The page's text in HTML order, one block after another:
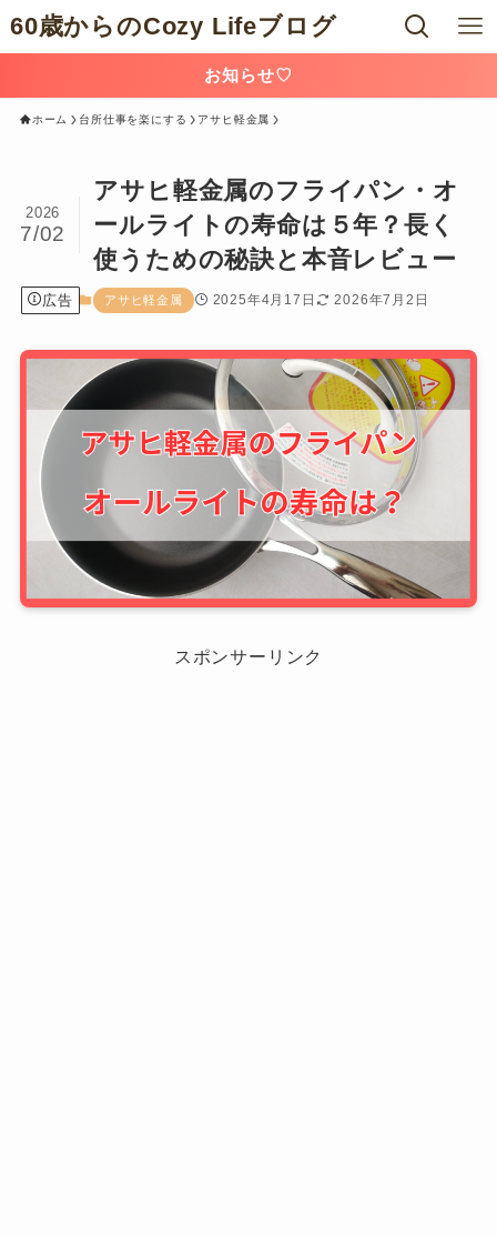
60歳からのCozy Lifeブログ
お知らせ♡
ホーム 台所仕事を楽にする アサヒ軽金属
アサヒ軽金属のフライパン・オ
ールライトの寿命は５年？長く
使うための秘訣と本音レビュー
2026
7/02
広告 アサヒ軽金属 2025年4月17日 2026年7月2日
スポンサーリンク